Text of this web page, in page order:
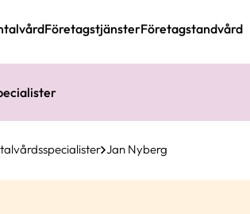
FöretagstjänsterFöretagstandvård
Jan Nyberg